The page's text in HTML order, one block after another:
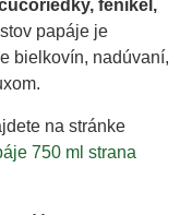
fenikel,
papáje je
bielkovín, nadúvaní,
na stránke
750 ml strana